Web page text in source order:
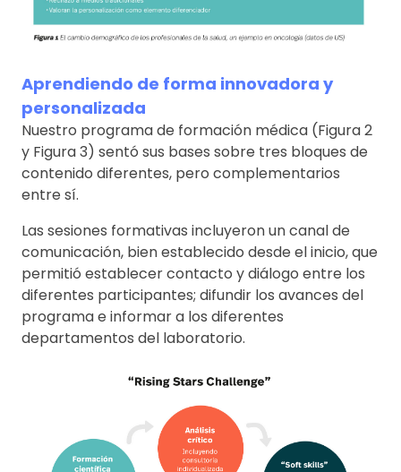
Aprendiendo de forma innovadora y
personalizada
Nuestro programa de formación médica (Figura 2
y Figura 3) sentó sus bases sobre tres bloques de
contenido diferentes, pero complementarios
entre sí.
Las sesiones formativas incluyeron un canal de
comunicación, bien establecido desde el inicio, que
permitió establecer contacto y diálogo entre los
diferentes participantes; difundir los avances del
programa e informar a los diferentes
departamentos del laboratorio.